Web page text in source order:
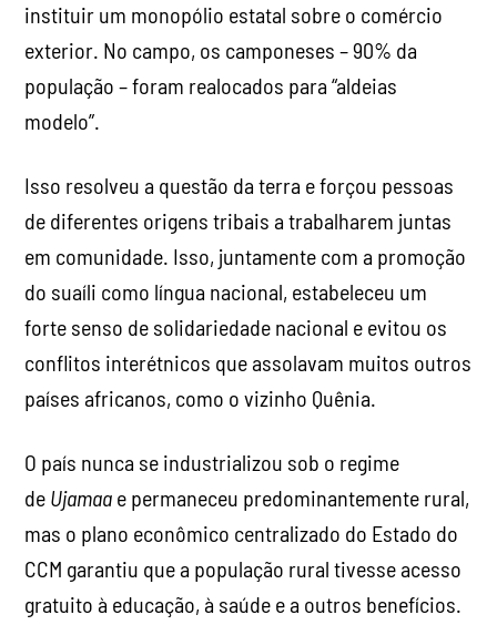
instituir um monopólio estatal sobre o comércio
exterior. No campo, os camponeses – 90% da
população – foram realocados para “aldeias
modelo”.
Isso resolveu a questão da terra e forçou pessoas
de diferentes origens tribais a trabalharem juntas
em comunidade. Isso, juntamente com a promoção
do suaíli como língua nacional, estabeleceu um
forte senso de solidariedade nacional e evitou os
conflitos interétnicos que assolavam muitos outros
países africanos, como o vizinho Quênia.
O país nunca se industrializou sob o regime
de Ujamaa e permaneceu predominantemente rural,
mas o plano econômico centralizado do Estado do
CCM garantiu que a população rural tivesse acesso
gratuito à educação, à saúde e a outros benefícios.